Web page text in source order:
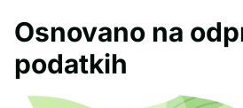
Osnovano na
podatkih